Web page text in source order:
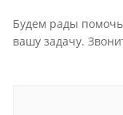
Будем рады
вашу задачу.